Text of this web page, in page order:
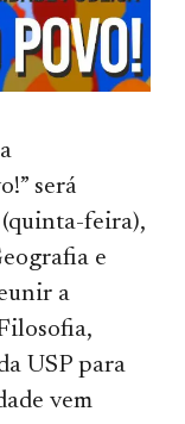
será
feira),
e
a
USP para
vem